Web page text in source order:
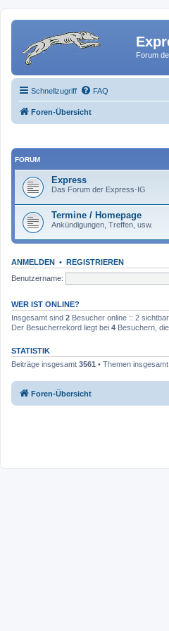
Forum
Schnellzugriff FAQ
Foren-Übersicht
FORUM
Express
Das Forum der Express-IG
Termine / Homepage
Ankündigungen, Treffen, usw.
ANMELDEN • REGISTRIEREN
Benutzername:
WER IST ONLINE?
Insgesamt sind 2 Besucher online :: 2
Der Besucherrekord liegt bei 4 Besuchern,
STATISTIK
Beiträge insgesamt 3561 • Themen insgesamt
Foren-Übersicht